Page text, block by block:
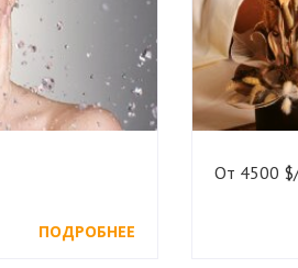
ПОДРОБНЕЕ
От 4500